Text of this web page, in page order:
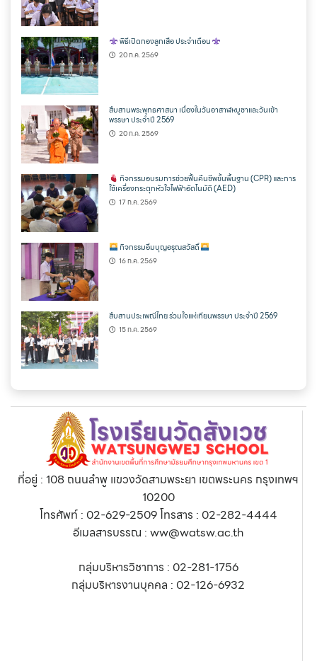
พิธีเปิดกองลูกเสือ ประจำเดือน
20 ก.ค. 2569
สืบสานพระพุทธศาสนา เนื่องในวันอาสาฬหบูชาและวันเข้า
พรรษา ประจำปี 2569
20 ก.ค. 2569
กิจกรรมอบรมการช่วยฟื้นคืนชีพขั้นพื้นฐาน (CPR) และการ
ใช้เครื่องกระตุกหัวใจไฟฟ้าอัตโนมัติ (AED)
17 ก.ค. 2569
กิจกรรมอิ่มบุญอรุณสวัสดิ์
16 ก.ค. 2569
สืบสานประเพณีไทย ร่วมใจแห่เทียนพรรษา ประจำปี 2569
15 ก.ค. 2569
ที่อยู่ : 108 ถนนลำพู แขวงวัดสามพระยา เขตพระนคร กรุงเทพฯ
10200
โทรศัพท์ : 02-629-2509 โทรสาร : 02-282-4444
อีเมลสารบรรณ : ww@watsw.ac.th
กลุ่มบริหารวิชาการ : 02-281-1756
กลุ่มบริหารงานบุคคล : 02-126-6932